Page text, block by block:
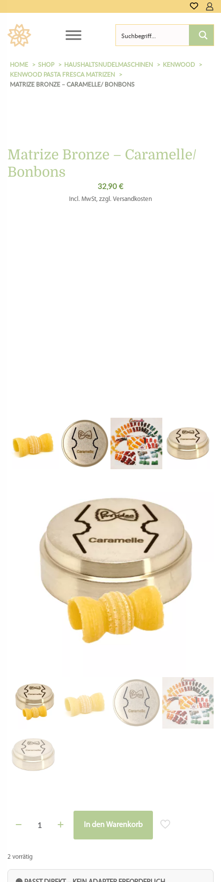
HOME SHOP HAUSHALTSNUDELMASCHINEN
KENWOOD
KENWOOD PASTA FRESCA MATRIZEN
MATRIZE BRONZE – CARAMELLE/ BONBONS
Matrize Bronze – Caramelle/
Bonbons
32,90 €
Incl. MwSt, zzgl. Versandkosten
2 vorrätig
Bronze
Bonbons
In den Warenkorb